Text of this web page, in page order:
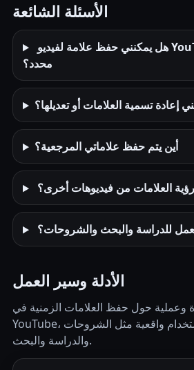
الأسئلة الشائعة
محدد؟
إعادة تسمية العلامات أو تعديلها؟
أين يتم حفظ علاماتي المرجعية؟
العلامات من فيديوهات أخرى؟
للدراسة والبحث والشروحات؟
الأدلة وسير العمل
وعملية حول حفظ العلامات الزمنية في
YouTube، مبنية على حالات استخدام واقعية مثل الشروحات
والدراسة والبحث.